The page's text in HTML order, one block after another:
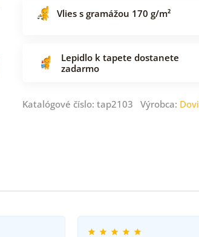
Vlies s gramážou 170 g/m²
Lepidlo k tapete dostanete
zadarmo
Katalógové číslo: tap2103 Výrobca: